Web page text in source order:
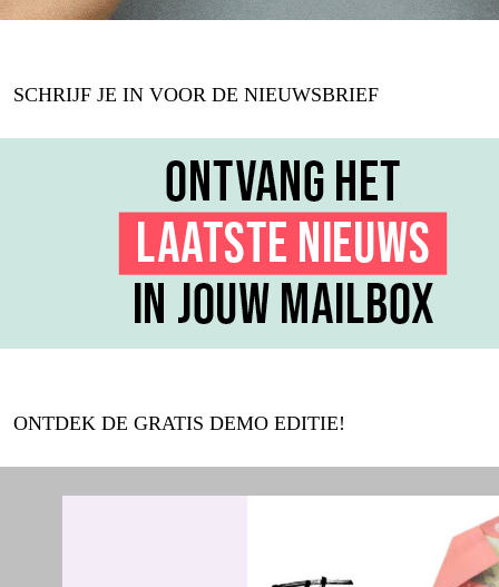
SCHRIJF JE IN VOOR DE NIEUWSBRIEF
ONTDEK DE GRATIS DEMO EDITIE!